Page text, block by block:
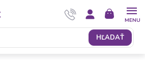
HĽADAŤ
NÁKUPNÝ
KOŠÍK